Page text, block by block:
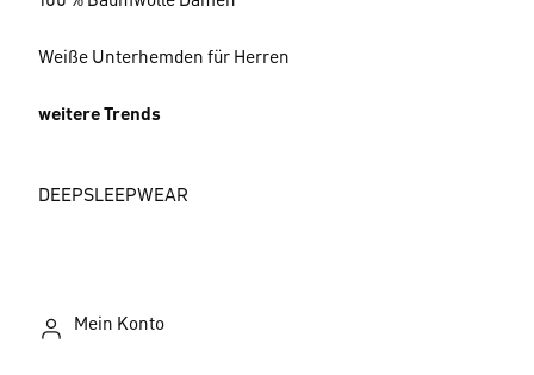
Weiße Unterhemden für Herren
weitere Trends
DEEPSLEEPWEAR
Mein Konto